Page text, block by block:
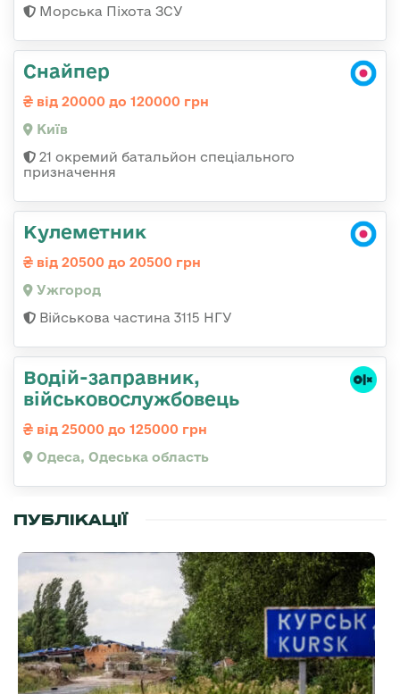
Морська Піхота ЗСУ
Снайпер
від 20000 до 120000 грн
Київ
21 окремий батальйон спеціального
призначення
Кулеметник
від 20500 до 20500 грн
Ужгород
Військова частина 3115 НГУ
Водій-заправник,
військовослужбовець
від 25000 до 125000 грн
Одеса, Одеська область
ПУБЛІКАЦІЇ